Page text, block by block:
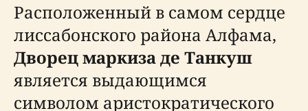
Расположенный в самом сердце
лиссабонского района Алфама,
Дворец маркиза де Танкуш
является выдающимся
символом аристократического